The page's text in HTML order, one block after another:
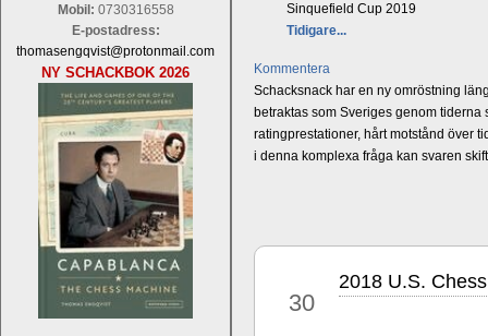
Mobil: 0730316558
E-postadress:
thomasengqvist@protonmail.com
NY SCHACKBOK 2026
Sinquefield Cup 2019
Tidigare...
Kommentera
Schacksnack har en ny omröstning
betraktas som Sveriges genom
ratingprestationer, hårt motstånd över
i denna komplexa fråga kan svaren
30
2018 U.S.